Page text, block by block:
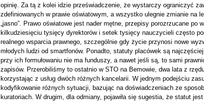
opinię. Za tą z kolei idzie przeświadczenie, że wystarczy ograniczyć
zdefiniowanych w prawie oświatowym, a wszystko ulegnie zmianie na
„jasno”. Prawo oświatowe jest nader mętne, przepisy porozrzucane po
kilkudziesięciu tysięcy dyrektorów i setek tysięcy nauczycieli często
realnego wsparcia prawnego, szczególnie gdy życie przynosi nowe
młodych ludzi od smartfonów. Ponadto, statuty placówek są
przy ich formułowaniu nie ma funduszy, a nawet jeśli są, to sami
zapisów. Przerobiliśmy to ostatnio w STO na Bemowie, dwa lata z
korzystając z usług dwóch różnych kancelarii. W jednym podejściu
kodyfikowanie różnych sytuacji, bazując na doświadczeniach ze
kuratoriach. W drugim, dla odmiany, pojawiła się sugestia, że statut